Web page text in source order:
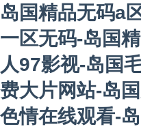
岛国精品无码a
一区无码-岛国
人97影视-岛国
费大片网站-岛
色情在线观看-